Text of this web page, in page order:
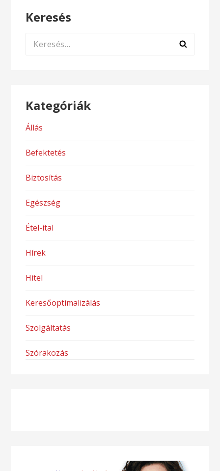
Keresés
Keresés:
Kategóriák
Állás
Befektetés
Biztosítás
Egészség
Étel-ital
Hírek
Hitel
Keresőoptimalizálás
Szolgáltatás
Szórakozás